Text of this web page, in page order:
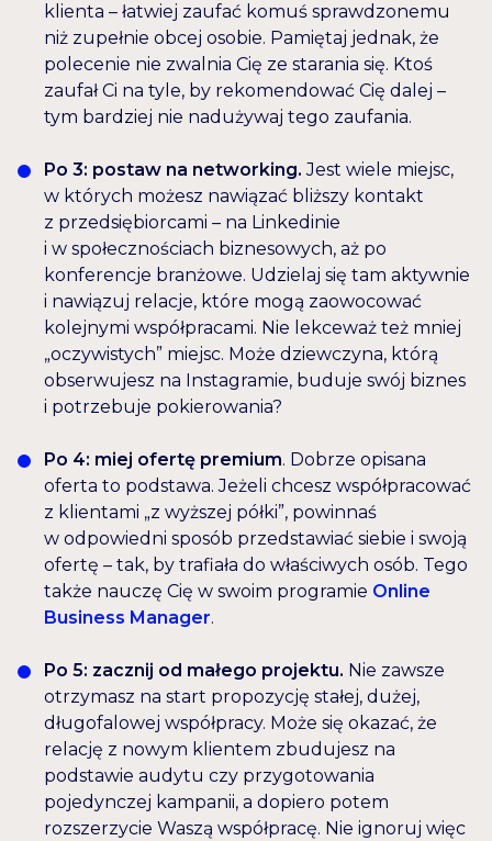
klienta – łatwiej zaufać komuś sprawdzonemu
niż zupełnie obcej osobie. Pamiętaj jednak, że
polecenie nie zwalnia Cię ze starania się. Ktoś
zaufał Ci na tyle, by rekomendować Cię dalej –
tym bardziej nie nadużywaj tego zaufania.
Po 3: postaw na networking. Jest wiele miejsc,
w których możesz nawiązać bliższy kontakt
z przedsiębiorcami – na Linkedinie
i w społecznościach biznesowych, aż po
konferencje branżowe. Udzielaj się tam aktywnie
i nawiązuj relacje, które mogą zaowocować
kolejnymi współpracami. Nie lekceważ też mniej
„oczywistych” miejsc. Może dziewczyna, którą
obserwujesz na Instagramie, buduje swój biznes
i potrzebuje pokierowania?
Po 4: miej ofertę premium. Dobrze opisana
oferta to podstawa. Jeżeli chcesz współpracować
z klientami „z wyższej półki”, powinnaś
w odpowiedni sposób przedstawiać siebie i swoją
ofertę – tak, by trafiała do właściwych osób. Tego
także nauczę Cię w swoim programie Online
Business Manager.
Po 5: zacznij od małego projektu. Nie zawsze
otrzymasz na start propozycję stałej, dużej,
długofalowej współpracy. Może się okazać, że
relację z nowym klientem zbudujesz na
podstawie audytu czy przygotowania
pojedynczej kampanii, a dopiero potem
rozszerzycie Waszą współpracę. Nie ignoruj więc